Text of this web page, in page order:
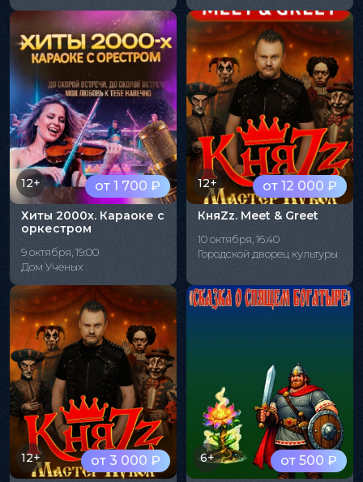
от 1 700 ₽
12+
Хиты 2000х. Караоке с
оркестром
9 октября, 19:00
Дом Ученых
от 12 000 ₽
12+
КняZz. Meet & Greet
10 октября, 16:40
Городской дворец культуры
от 3 000 ₽
12+ от 500 ₽
6+